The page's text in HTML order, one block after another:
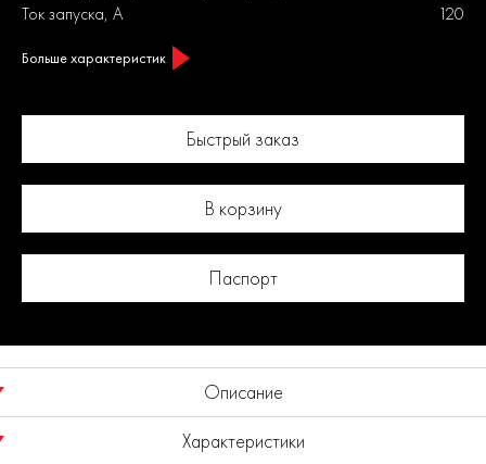
Ток запуска, А
120
Больше характеристик
Быстрый заказ
В корзину
Паспорт
Описание
Пуско-зарядное устройство предназначено для зарядки
Характеристики